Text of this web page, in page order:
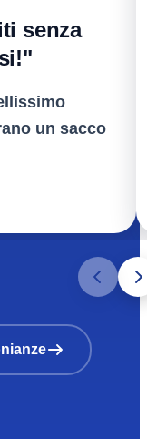
senza
un sacco